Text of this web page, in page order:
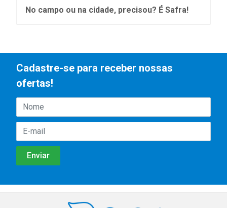
No campo ou na cidade, precisou? É Safra!
Cadastre-se para receber nossas
ofertas!